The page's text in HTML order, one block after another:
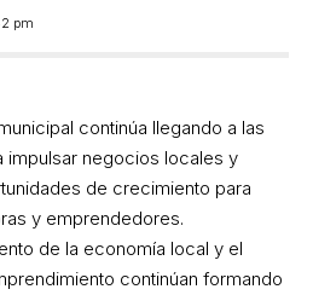
pm
continúa llegando a las
impulsar negocios locales y
de crecimiento para
y emprendedores.
de la economía local y el
continúan formando